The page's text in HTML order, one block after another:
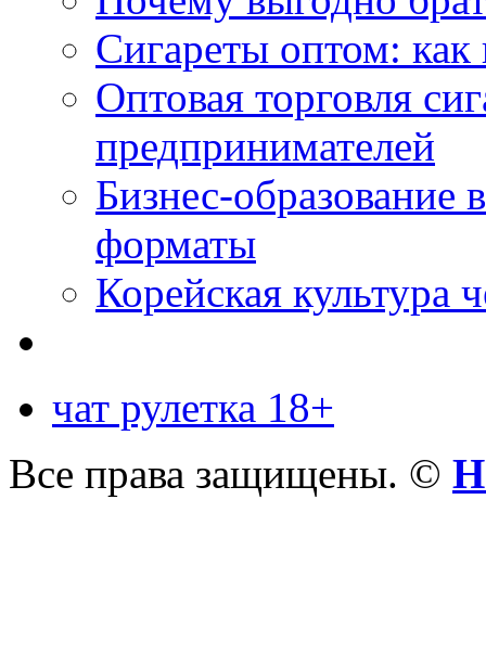
Сигареты оптом: как
Оптовая торговля
предпринимателей
Бизнес-образование
форматы
Корейская культура
чат рулетка 18+
Все права защищены. ©